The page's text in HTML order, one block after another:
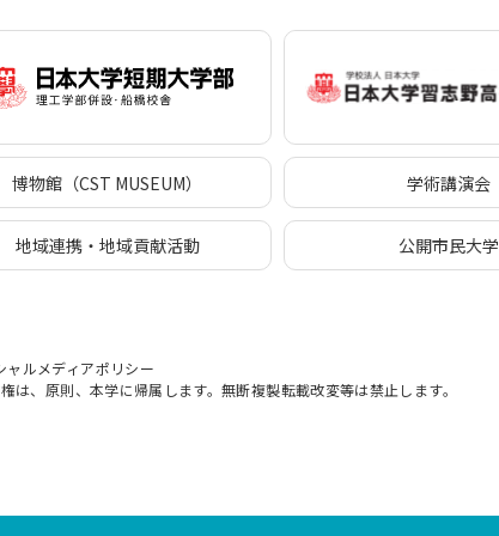
博物館（CST MUSEUM） 学術講演会
地域連携・地域貢献活動 公開市民大学
ャルメディアポリシー
、原則、本学に帰属します。無断複製転載改変等は禁止します。